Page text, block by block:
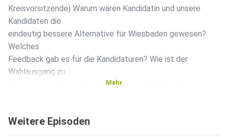
Kreisvorsitzende) Warum wären Kandidatin und unsere
Kandidaten die
eindeutig bessere Alternative für Wiesbaden gewesen?
Welches
Feedback gab es für die Kandidaturen? Wie ist der
Wahlausgang zu
bewerten und wie geht es jetzt weiter? Hört rein!
Mehr
Weitere Episoden